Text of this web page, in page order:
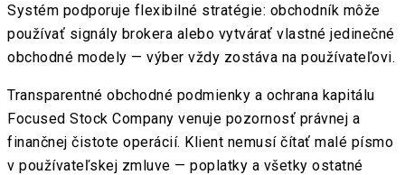
Systém podporuje flexibilné stratégie: obchodník môže
používať signály brokera alebo vytvárať vlastné jedinečné
obchodné modely — výber vždy zostáva na používateľovi.
Transparentné obchodné podmienky a ochrana kapitálu
Focused Stock Company venuje pozornosť právnej a
finančnej čistote operácií. Klient nemusí čítať malé písmo
v používateľskej zmluve — poplatky a všetky ostatné